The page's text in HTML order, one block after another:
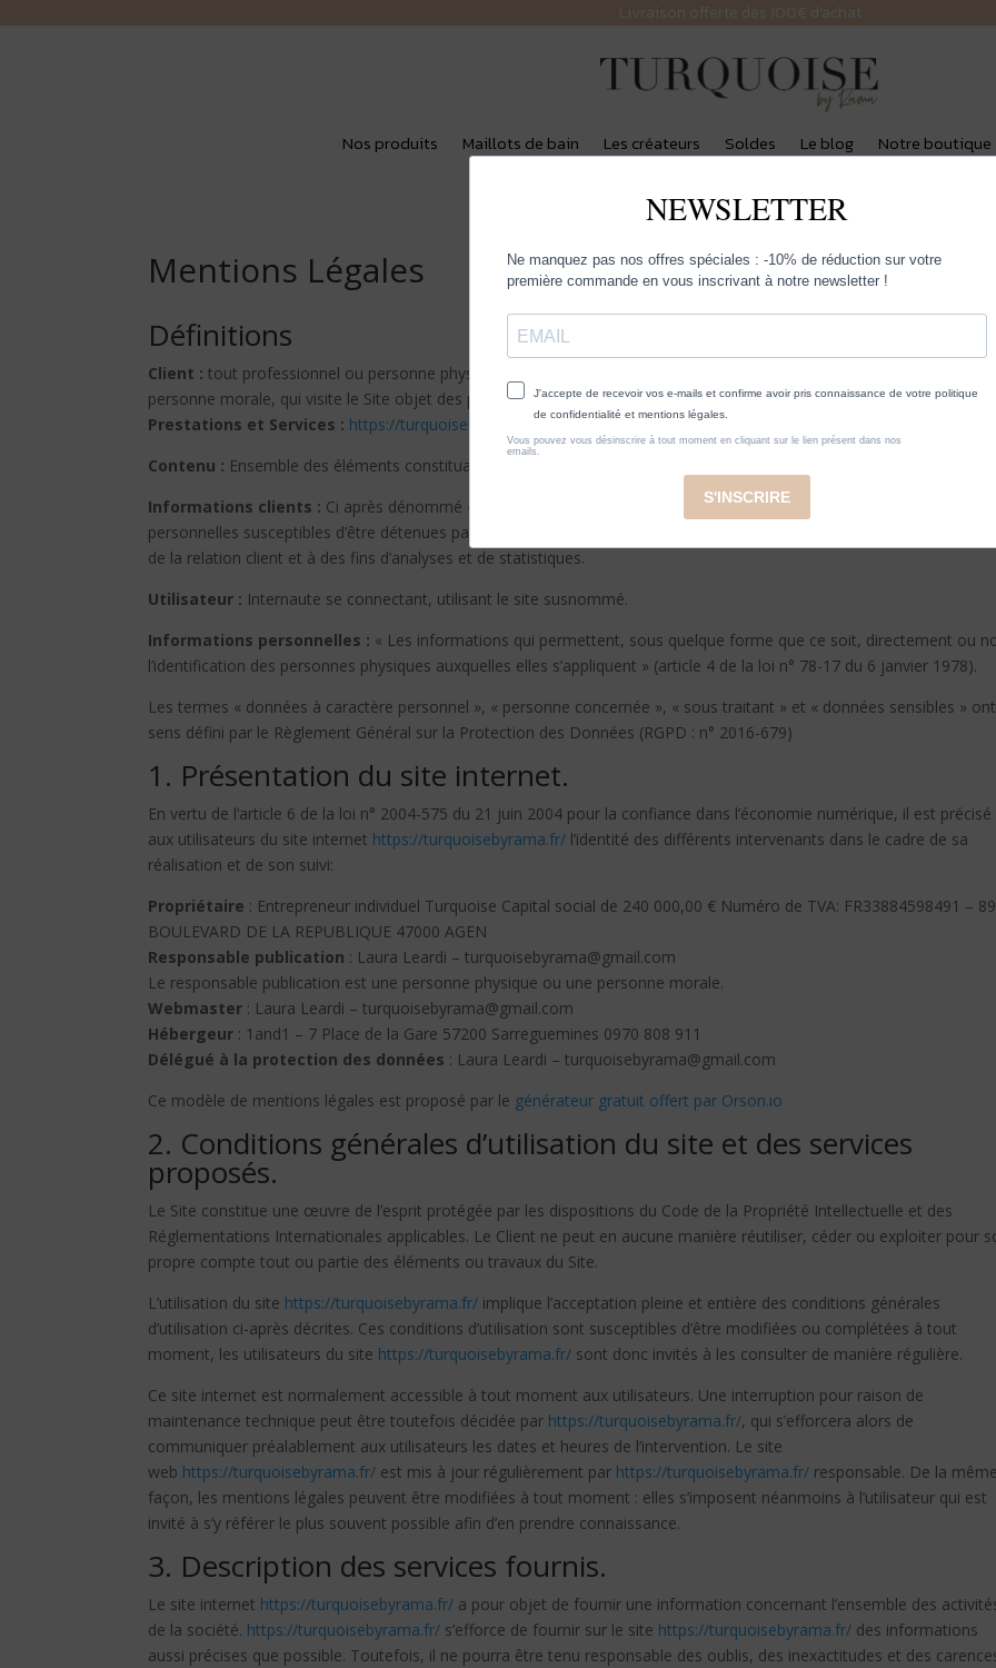
Livraison offerte dès 100€ d’achat
Nos produits Maillots de bain Les créateurs Soldes Le blog Notre boutique
Mentions Légales
Définitions
Client : tout professionnel ou personne physique capable au sens des articles 1123 et suivants du Code civil, ou
personne morale, qui visite le Site objet des présentes conditions générales.
Prestations et Services : https://turquoisebyrama.fr/met à disposition des Clients :
Contenu : Ensemble des éléments constituants l’information présente sur le Site, notamment textes – images –
Informations clients : Ci après dénommé « Information (s) » qui correspondent à l’ensemble des données
personnelles susceptibles d’être détenues par
de la relation client et à des fins d’analyses et de statistiques.
Utilisateur : Internaute se connectant, utilisant le site susnommé.
Informations personnelles : « Les informations qui permettent, sous quelque forme que ce soit, directement ou
l’identification des personnes physiques auxquelles elles s’appliquent » (article 4 de la loi n° 78-17 du 6 janvier 1978).
Les termes « données à caractère personnel », « personne concernée », « sous traitant » et « données sensibles »
sens défini par le Règlement Général sur la Protection des Données (RGPD : n° 2016-679)
1. Présentation du site internet.
En vertu de l’article 6 de la loi n° 2004-575 du 21 juin 2004 pour la confiance dans l’économie numérique, il est précisé
aux utilisateurs du site internet https://turquoisebyrama.fr/l’identité des différents intervenants dans le cadre de sa
réalisation et de son suivi:
Propriétaire : Entrepreneur individuel Turquoise Capital social de 240 000,00 € Numéro de TVA: FR33884598491 – 89
BOULEVARD DE LA REPUBLIQUE 47000 AGEN
Responsable publication : Laura Leardi – turquoisebyrama@gmail.com
Le responsable publication est une personne physique ou une personne morale.
Webmaster: Laura Leardi – turquoisebyrama@gmail.com
Hébergeur: 1and1 – 7 Place de la Gare 57200 Sarreguemines 0970 808 911
Délégué à la protection des données : Laura Leardi – turquoisebyrama@gmail.com
Ce modèle de mentions légales est proposé par le générateur gratuit offert par Orson.io
2. Conditions générales d’utilisation du site et des services
proposés.
Le Site constitue une œuvre de l’esprit protégée par les dispositions du Code de la Propriété Intellectuelle et des
Réglementations Internationales applicables. Le Client ne peut en aucune manière réutiliser, céder ou exploiter pour
propre compte tout ou partie des éléments ou travaux du Site.
L’utilisation du site https://turquoisebyrama.fr/implique l’acceptation pleine et entière des conditions générales
d’utilisation ci-après décrites. Ces conditions d’utilisation sont susceptibles d’être modifiées ou complétées à tout
moment, les utilisateurs du site https://turquoisebyrama.fr/sont donc invités à les consulter de manière régulière.
Ce site internet est normalement accessible à tout moment aux utilisateurs. Une interruption pour raison de
maintenance technique peut être toutefois décidée par https://turquoisebyrama.fr/, qui s’efforcera alors de
communiquer préalablement aux utilisateurs les dates et heures de l’intervention. Le site
web https://turquoisebyrama.fr/est mis à jour régulièrement par https://turquoisebyrama.fr/responsable. De la
façon, les mentions légales peuvent être modifiées à tout moment : elles s’imposent néanmoins à l’utilisateur qui est
invité à s’y référer le plus souvent possible afin d’en prendre connaissance.
3. Description des services fournis.
Le site internet https://turquoisebyrama.fr/a pour objet de fournir une information concernant l’ensemble des
de la société. https://turquoisebyrama.fr/s’efforce de fournir sur le site https://turquoisebyrama.fr/des informations
aussi précises que possible. Toutefois, il ne pourra être tenu responsable des oublis, des inexactitudes et des